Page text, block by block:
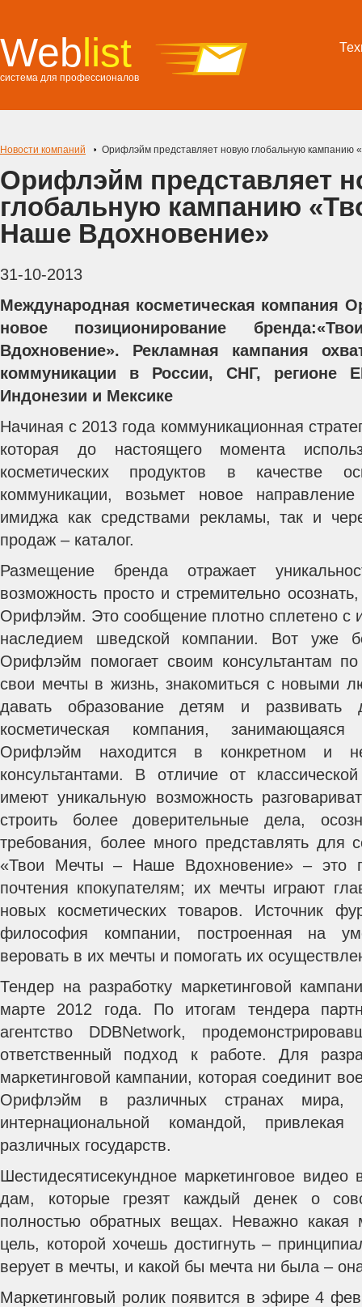
Weblist
система для профессионалов
Новости компаний Орифлэйм представляет новую глобальную кампанию
Орифлэйм представляет
глобальную кампанию
Наше Вдохновение»
31-10-2013
Международная косметическая компания
новое позиционирование
Вдохновение». Рекламная кампания
коммуникации в России, СНГ, регионе
Индонезии и Мексике
Начиная с 2013 года коммуникационная
которая до настоящего момента
косметических продуктов в качестве
коммуникации, возьмет новое
имиджа как средствами рекламы, так и
продаж – каталог.
Размещение бренда отражает
возможность просто и стремительно
Орифлэйм. Это сообщение плотно сплетено с
наследием шведской компании. Вот уже
Орифлэйм помогает своим консультантам
свои мечты в жизнь, знакомиться с новыми
давать образование детям и развивать
косметическая компания,
Орифлэйм находится в конкретном и
консультантами. В отличие от
имеют уникальную возможность
строить более доверительные дела,
требования, более много представлять для
«Твои Мечты – Наше Вдохновение» – это
почтения кпокупателям; их мечты играют
новых косметических товаров. Источник
философия компании, построенная на
веровать в их мечты и помогать их
Тендер на разработку маркетинговой
марте 2012 года. По итогам тендера
агентство DDBNetwork,
ответственный подход к работе. Для
маркетинговой кампании, которая соединит
Орифлэйм в различных странах мира,
интернациональной командой,
различных государств.
Шестидесятисекундное маркетинговое
дам, которые грезят каждый денек о
полностью обратных вещах. Неважно какая
цель, которой хочешь достигнуть –
верует в мечты, и какой бы мечта ни была –
Маркетинговый ролик появится в эфире 4